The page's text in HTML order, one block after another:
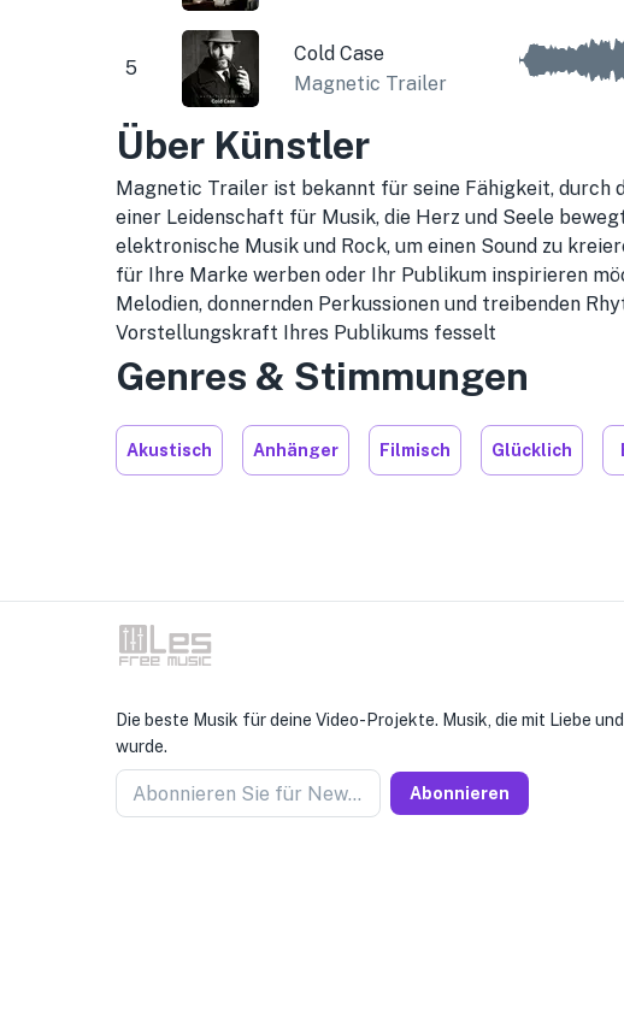
5
Cold Case
Magnetic Trailer
Über Künstler
Magnetic Trailer ist bekannt für seine Fähigkeit, durch
einer Leidenschaft für Musik, die Herz und Seele
elektronische Musik und Rock, um einen Sound zu
für Ihre Marke werben oder Ihr Publikum inspirieren
Melodien, donnernden Perkussionen und treibenden
Vorstellungskraft Ihres Publikums fesselt
Genres & Stimmungen
Akustisch Anhänger Filmisch Glücklich
Die beste Musik für deine Video-Projekte. Musik, die mit Liebe
wurde.
Abonnieren Sie für Newseller Abonnieren